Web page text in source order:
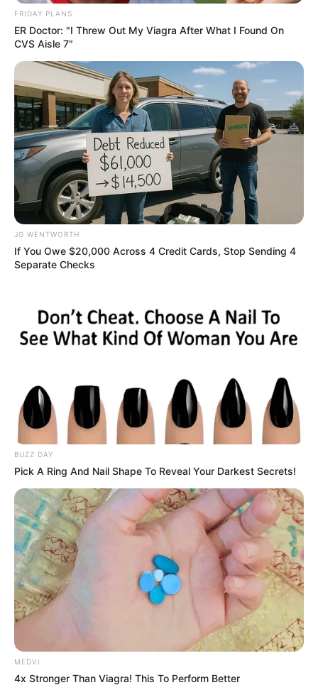
เคล็ดลับเสริมดวงตามวันเกิด
คนเกิดวันจันทร์
ควรเสริมดวงด้วยการร่วมทำบุญบริจาคช่วยเหลือคน
พิการ ด้วยจำนวนเงินลงท้ายด้วย 23 บาท ผลบุญจะ
ทำให้ท่านไม่ติดขัด
คนเกิดวันอังคาร
การทำบุญเสริมดวงในวันนี้แนะนำให้ร่วมทำบุญซื้อ
ที่ดินถวายวัด จากนั้นอุทิศบุญให้เทวดาประจำตัว
อานิสงส์จะช่วยให้ชีวิตท่านราบรื่นขึ้น
การเสริมดวงในวันนี้ให้แนะนำให้ทำบุญช่วยเหลือสัตว์
จรจัด ไม่ว่าจะเป็น หมา หรือแมว ผ่านมูลนิธิต่างๆ
ตลอดทั้งวัน
คนเกิดวันพฤหัสบดี
ควรเสริมดวงด้วยการทำบุญบริจาคยารักษาโรคช่วย
เหลือผู้ป่วยยากไร้ หากไม่มีโอกาสก็สามารถทำบุญ
กับโรงพยาบาลต่างๆได้ ด้วยเงินลงท้ายด้วย 3 บาท
อานิสงส์จะช่วยทำให้ปัญหาที่เผชิญคลี่คลายลง
คนเกิดวันศุกร์
ควรหาโอกาสแก้ดวงชะตาด้วยการทำบุญโลงศพ
หรือบริจาคผ้าห่อศพ หากบริจาคเป็นเงินให้ลงท้าย
ด้วย 12 บาท อานิสงส์จะช่วยให้ปัญหาต่างๆในวันนี้
คลี่คลายไปในทิศทางที่ดีขึ้น
FRIDAY PLANS
ER Doctor: "I Threw Out My Viagra After What I Found On
CVS Aisle 7"
JG WENTWORTH
If You Owe $20,000 Across 4 Credit Cards, Stop Sending 4
Separate Checks
BUZZ DAY
Pick A Ring And Nail Shape To Reveal Your Darkest Secrets!
MEDVI
4x Stronger Than Viagra! This To Perform Better